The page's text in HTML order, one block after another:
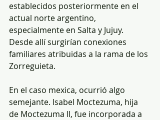
establecidos posteriormente en el
actual norte argentino,
especialmente en Salta y Jujuy.
Desde allí surgirían conexiones
familiares atribuidas a la rama de los
Zorreguieta.
En el caso mexica, ocurrió algo
semejante. Isabel Moctezuma, hija
de Moctezuma II, fue incorporada a